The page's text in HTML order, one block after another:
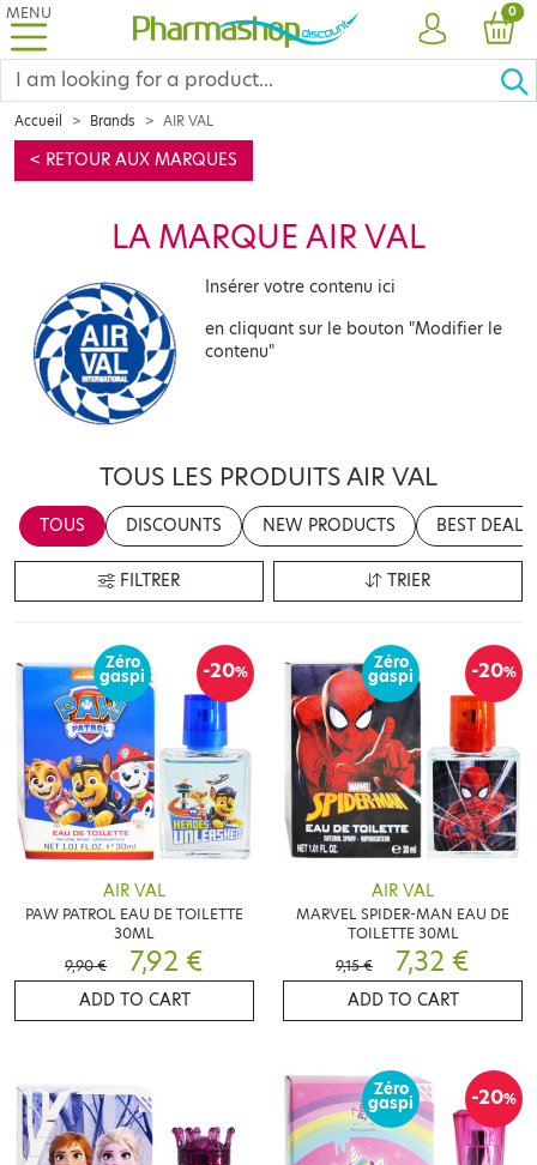
MENU
ACCOUNT
0
Accueil Brands AIR VAL
< RETOUR AUX MARQUES
LA MARQUE AIR VAL
Insérer votre contenu ici
en cliquant sur le bouton "Modifier le
contenu"
TOUS LES PRODUITS AIR VAL
TOUS DISCOUNTS NEW PRODUCTS BEST DEALS
FILTRER TRIER
-20%
Zéro
gaspi
AIR VAL
PAW PATROL EAU DE TOILETTE
30ML
9,90 €
7,92 €
ADD TO CART
-20%
Zéro
gaspi
AIR VAL
MARVEL SPIDER-MAN EAU DE
TOILETTE 30ML
9,15 €
7,32 €
ADD TO CART
-20%
Zéro
gaspi